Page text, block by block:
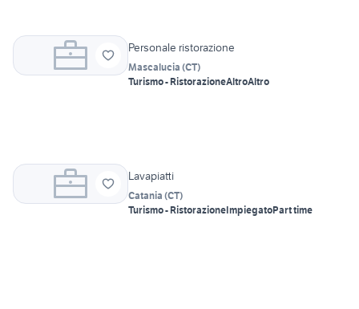
Personale ristorazione
Mascalucia (CT)
Turismo - RistorazioneAltroAltro
Lavapiatti
Catania (CT)
Turismo - RistorazioneImpiegatoPart time